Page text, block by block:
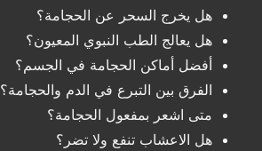
هل يخرج السحر عن الحجامة؟
هل يعالج الطب النبوي المعيون؟
أفضل أماكن الحجامة في الجسم؟
الفرق بين التبرع في الدم والحجامة؟
متى اشعر بمفعول الحجامة؟
هل الاعشاب تنفع ولا تضر؟